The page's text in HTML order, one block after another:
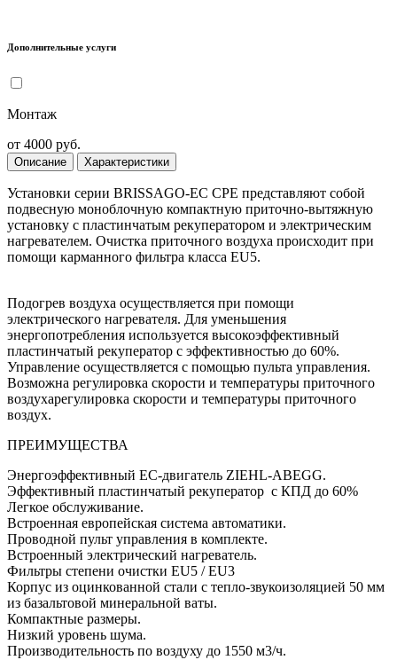
Дополнительные услуги
Монтаж
от 4000 руб.
Описание Характеристики
Установки серии BRISSAGO-EC CPE представляют собой
подвесную моноблочную компактную приточно-вытяжную
установку с пластинчатым рекуператором и электрическим
нагревателем. Очистка приточного воздуха происходит при
помощи карманного фильтра класса EU5.
Подогрев воздуха осуществляется при помощи
электрического нагревателя. Для уменьшения
энергопотребления используется высокоэффективный
пластинчатый рекуператор с эффективностью до 60%.
Управление осуществляется с помощью пульта управления.
Возможна регулировка скорости и температуры приточного
воздухарегулировка скорости и температуры приточного
воздух.
ПРЕИМУЩЕСТВА
Энергоэффективный EC-двигатель ZIEHL-ABEGG.
Эффективный пластинчатый рекуператор с КПД до 60%
Легкое обслуживание.
Встроенная европейская система автоматики.
Проводной пульт управления в комплекте.
Встроенный электрический нагреватель.
Фильтры степени очистки EU5 / EU3
Корпус из оцинкованной стали с тепло-звукоизоляцией 50 мм
из базальтовой минеральной ваты.
Компактные размеры.
Низкий уровень шума.
Производительность по воздуху до 1550 м3/ч.